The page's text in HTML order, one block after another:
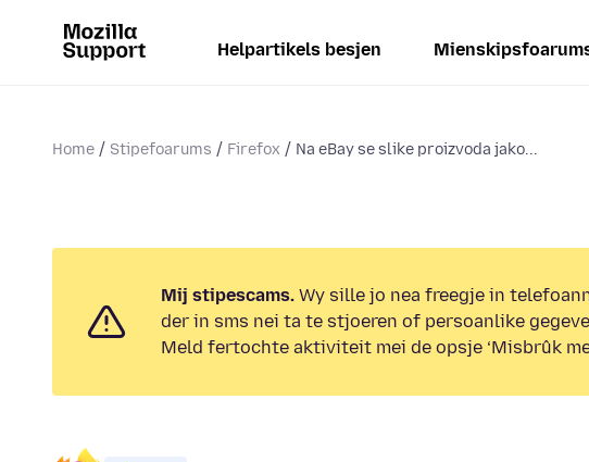
Helpartikels besjen
Home Stipefoarums Firefox Na eBay se slike proizvoda jako...
Mij stipescams. Wy sille jo nea freegje in
der in sms nei ta te stjoeren of persoanlike
Meld fertochte aktiviteit mei de opsje ‘Misbrûk